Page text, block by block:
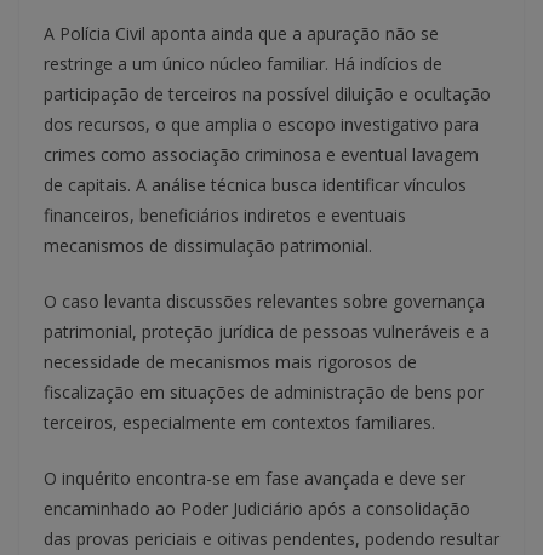
A Polícia Civil aponta ainda que a apuração não se
restringe a um único núcleo familiar. Há indícios de
participação de terceiros na possível diluição e ocultação
dos recursos, o que amplia o escopo investigativo para
crimes como associação criminosa e eventual lavagem
de capitais. A análise técnica busca identificar vínculos
financeiros, beneficiários indiretos e eventuais
mecanismos de dissimulação patrimonial.
O caso levanta discussões relevantes sobre governança
patrimonial, proteção jurídica de pessoas vulneráveis e a
necessidade de mecanismos mais rigorosos de
fiscalização em situações de administração de bens por
terceiros, especialmente em contextos familiares.
O inquérito encontra-se em fase avançada e deve ser
encaminhado ao Poder Judiciário após a consolidação
das provas periciais e oitivas pendentes, podendo resultar